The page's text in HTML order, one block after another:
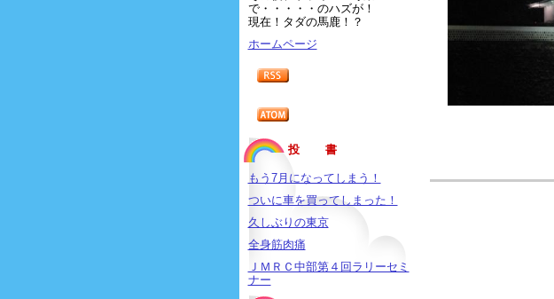
で・・・・・のハズが！
現在！タダの馬鹿！？
ホームページ
投 書
もう7月になってしまう！
ついに車を買ってしまった！
久しぶりの東京
全身筋肉痛
ＪＭＲＣ中部第４回ラリーセミ
ナー